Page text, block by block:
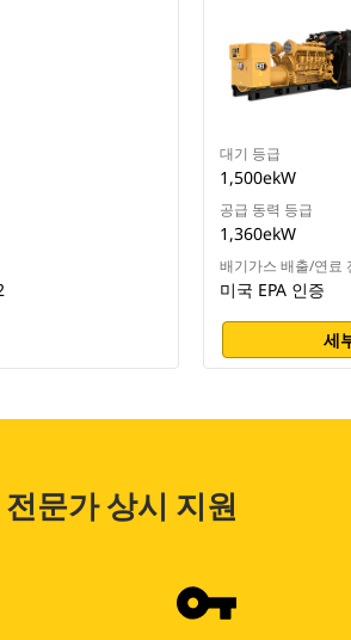
대기 등급
1,500ekW
공급 동력 등급
1,360ekW
배기가스 배출/연료
미국 EPA 인증
세
전문가 상시 지원